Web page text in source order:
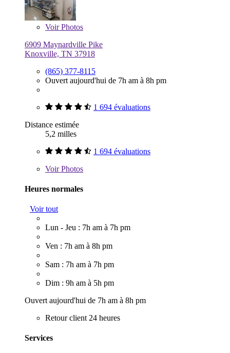
VoirPhotos
6909 Maynardville Pike
Knoxville, TN 37918
(865) 377-8115
Ouvert aujourd'hui de 7h am à 8h pm
1 694 évaluations
Distance estimée
5,2 milles
1 694 évaluations
VoirPhotos
Heures normales
Voir tout
Lun - Jeu : 7h am à 7h pm
Ven : 7h am à 8h pm
Sam : 7h am à 7h pm
Dim : 9h am à 5h pm
Ouvert aujourd'hui de 7h am à 8h pm
Retour client 24 heures
Services